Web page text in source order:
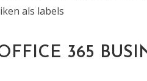
als labels
365